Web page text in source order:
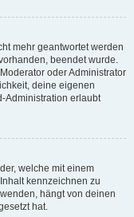
mehr geantwortet werden
beendet wurde.
oder Administrator
deine eigenen
Administration erlaubt
welche mit einem
kennzeichnen zu
hängt von deinen
hat.